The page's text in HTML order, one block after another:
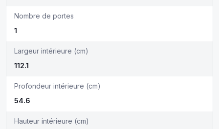
Nombre de portes
1
Largeur intérieure (cm)
112.1
Profondeur intérieure (cm)
54.6
Hauteur intérieure (cm)